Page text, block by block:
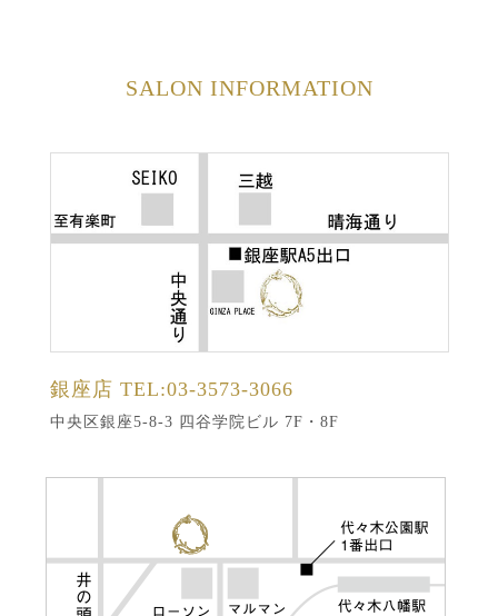
SALON INFORMATION
銀座店 TEL:03-3573-3066
中央区銀座5-8-3 四谷学院ビル 7F・8F